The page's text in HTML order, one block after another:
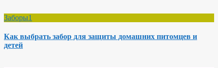
Заборы1
Как выбрать забор для защиты домашних питомцев и
детей